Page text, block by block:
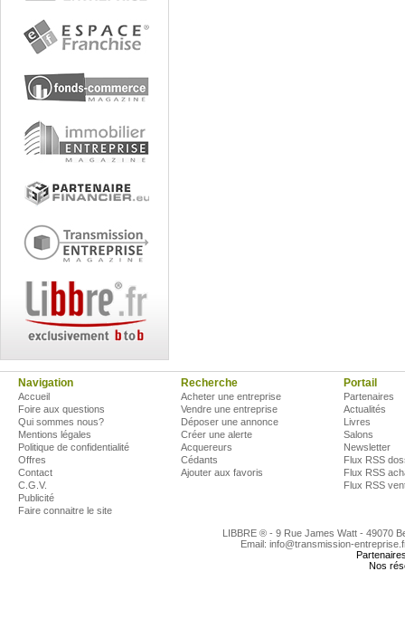
Navigation
Accueil
Foire aux questions
Qui sommes nous?
Mentions légales
Politique de confidentialité
Offres
Contact
C.G.V.
Publicité
Faire connaitre le site
Recherche
Acheter une entreprise
Vendre une entreprise
Déposer une annonce
Créer une alerte
Acquereurs
Cédants
Ajouter aux favoris
Portail
Partenaires
Actualités
Livres
Salons
Newsletter
Flux RSS
Flux RSS
Flux RSS
LIBBRE ® - 9 Rue James Watt - 49070
Email: info@transmission-
Nos